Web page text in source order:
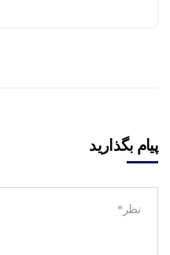
پیام بگذارید